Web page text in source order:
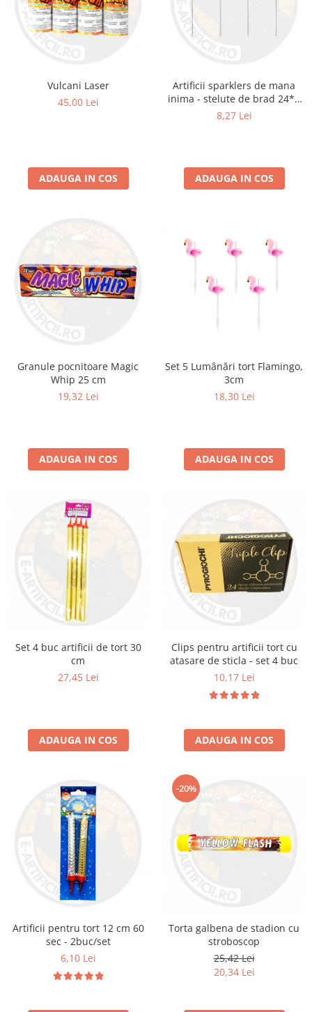
Vulcani Laser
45,00 Lei
ADAUGA IN COS
Artificii sparklers de mana
inima - stelute de brad 24*8
cm - set 5 buc
8,27 Lei
ADAUGA IN COS
Granule pocnitoare Magic
Whip 25 cm
19,32 Lei
ADAUGA IN COS
Set 5 Lumânări tort Flamingo,
3cm
18,30 Lei
ADAUGA IN COS
Set 4 buc artificii de tort 30
cm
27,45 Lei
ADAUGA IN COS
Clips pentru artificii tort cu
atasare de sticla - set 4 buc
10,17 Lei
ADAUGA IN COS
Artificii pentru tort 12 cm 60
sec - 2buc/set
6,10 Lei
-20%
Torta galbena de stadion cu
stroboscop
25,42 Lei
20,34 Lei